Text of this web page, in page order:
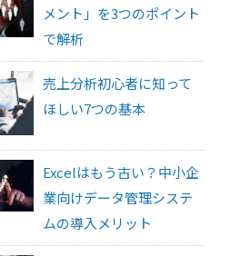
メント」を3つのポイント
で解析
売上分析初心者に知って
ほしい7つの基本
Excelはもう古い？中小企
業向けデータ管理システ
ムの導入メリット